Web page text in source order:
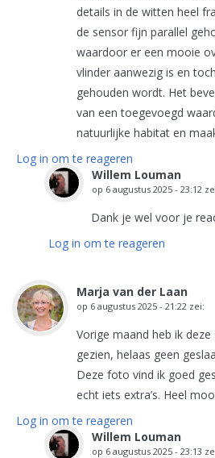
details in de witten heel
de sensor fijn parallel
waardoor er een mooie
vlinder aanwezig is en
gehouden wordt. Het
van een toegevoegd
natuurlijke habitat en
Log in om te reageren
Willem Louman
op 6 augustus 2025 - 23:12
Dank je wel voor je
Log in om te reageren
Marja van der Laan
op 6 augustus 2025 - 21:22 zei:
Vorige maand heb ik
gezien, helaas geen
Deze foto vind ik goed
echt iets extra’s. Heel
Log in om te reageren
Willem Louman
op 6 augustus 2025 - 23:13